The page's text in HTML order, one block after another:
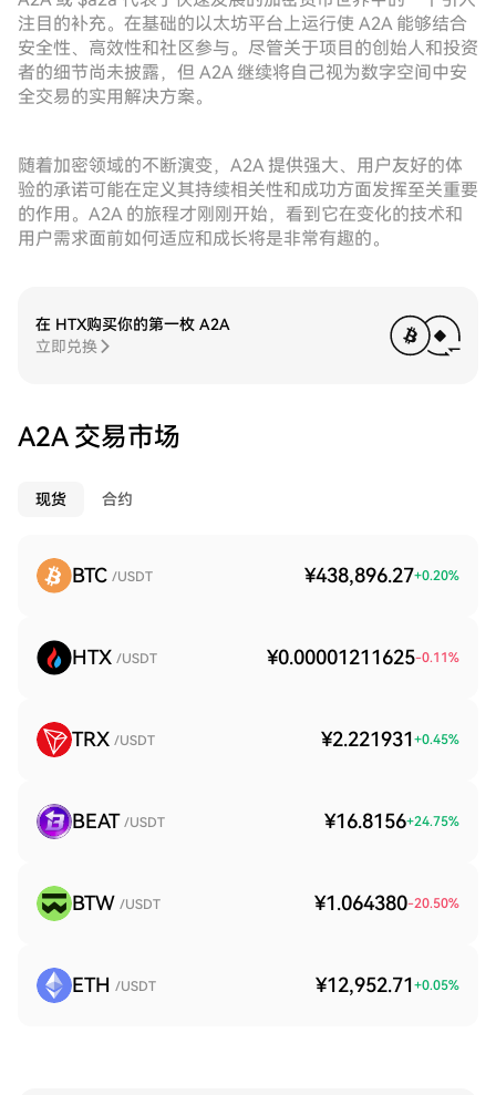
注目的补充。在基础的以太坊平台上运行使 A2A 能够结合
安全性、高效性和社区参与。尽管关于项目的创始人和投资
者的细节尚未披露，但 A2A 继续将自己视为数字空间中安
全交易的实用解决方案。
随着加密领域的不断演变，A2A 提供强大、用户友好的体
验的承诺可能在定义其持续相关性和成功方面发挥至关重要
的作用。A2A 的旅程才刚刚开始，看到它在变化的技术和
用户需求面前如何适应和成长将是非常有趣的。
在 HTX购买你的第一枚 A2A
立即兑换
A2A 交易市场
现货 合约
BTC /USDT ¥438,896.27+0.20%
HTX /USDT ¥0.00001211625-0.11%
TRX /USDT ¥2.221931 +0.45%
BEAT /USDT ¥16.8156+24.75%
BTW /USDT ¥1.064380-20.50%
ETH /USDT ¥12,952.71 +0.05%